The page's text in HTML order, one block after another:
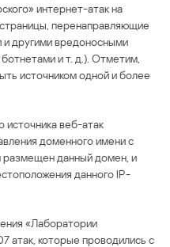
интернет-атак на
перенаправляющие
и другими вредоносными
и т. д.). Отметим,
источником одной и более
источника веб-атак
доменного имени с
данный домен, и
данного IP-
«Лаборатории
атак, которые проводились с